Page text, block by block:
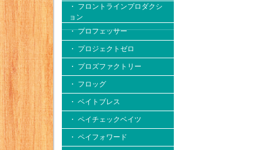
・ フロントラインプロダクシ
ョン
・ プロフェッサー
・ プロジェクトゼロ
・ プロズファクトリー
・ フロッグ
・ ベイトブレス
・ ペイチェックベイツ
・ ペイフォワード